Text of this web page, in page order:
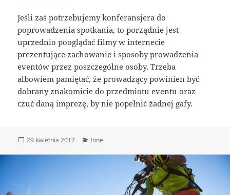
Jeśli zaś potrzebujemy konferansjera do
poprowadzenia spotkania, to porządnie jest
uprzednio pooglądać filmy w internecie
prezentujące zachowanie i sposoby prowadzenia
eventów przez poszczególne osoby. Trzeba
albowiem pamiętać, że prowadzący powinien być
dobrany znakomicie do przedmiotu eventu oraz
czuć daną imprezę, by nie popełnić żadnej gafy.
Data
29 kwietnia 2017 Kategorie
Inne